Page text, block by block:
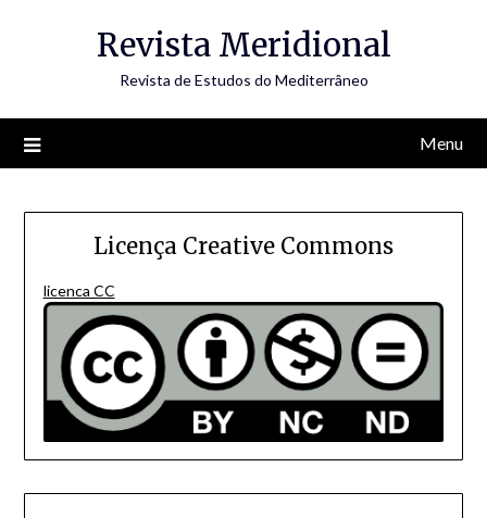
Revista Meridional
Revista de Estudos do Mediterrâneo
Menu
Licença Creative Commons
licenca CC